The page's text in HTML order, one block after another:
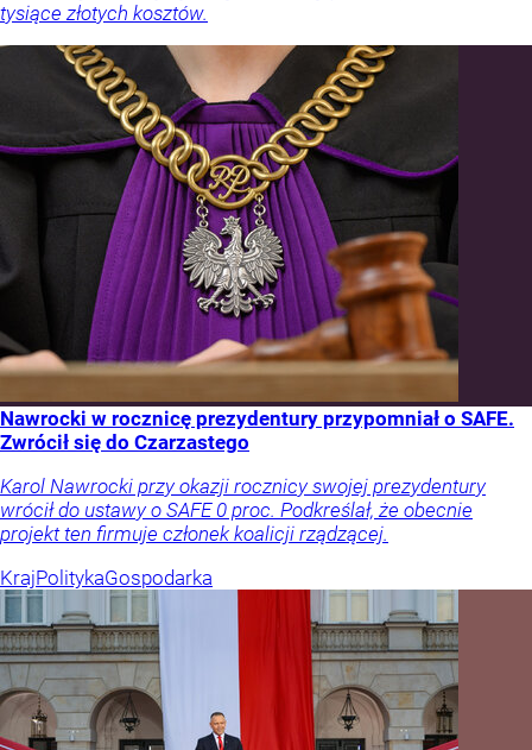
tysiące złotych kosztów.
Nawrocki w rocznicę prezydentury przypomniał o SAFE.
Zwrócił się do Czarzastego
Karol Nawrocki przy okazji rocznicy swojej prezydentury
wrócił do ustawy o SAFE 0 proc. Podkreślał, że obecnie
projekt ten firmuje członek koalicji rządzącej.
KrajPolitykaGospodarka